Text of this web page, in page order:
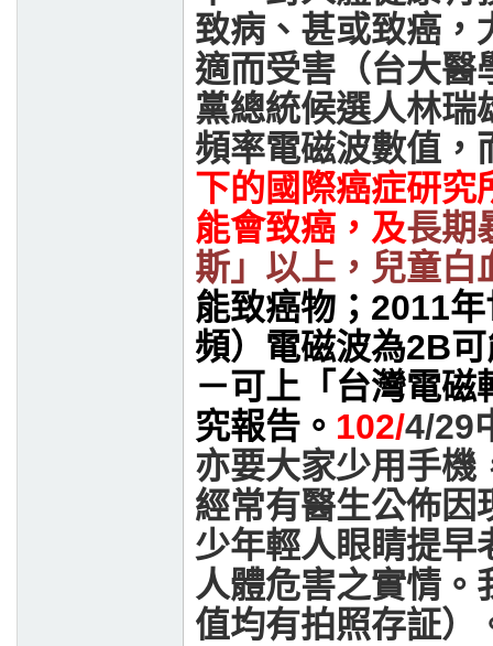
致病、甚或致癌，
適而受害（台大醫
黨總統候選人林瑞
頻率電磁波數值，
下的國際癌症研究
能會致癌，及長期
斯」以上，兒童白
能致癌物； 2011
頻）電磁波為2B
－可上「 台灣電磁
究報告。 102/4/29
亦要大家少用手機
經常有醫生公佈因
少年輕人眼睛提早
人體危害之實情。
值均有拍照存証）